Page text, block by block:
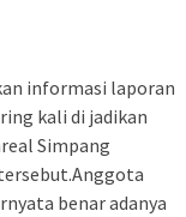
informasi laporan
kali di jadikan
Simpang
benar adanya